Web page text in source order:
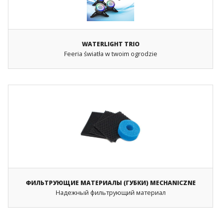
WATERLIGHT TRIO
Feeria światła w twoim ogrodzie
ФИЛЬТРУЮЩИЕ МАТЕРИАЛЫ (ГУБКИ) MECHANICZNE
Надежный фильтрующий материал